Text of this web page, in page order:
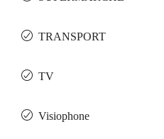
TRANSPORT
TV
Visiophone